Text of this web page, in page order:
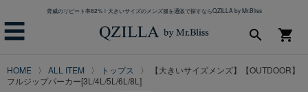
脅威のリピート率82%！大きいサイズのメンズ服を通販で探すならQZILLA by Mr.Bliss
☰ shopping_cart
search
HOME ALL ITEM トップス
【大きいサイズメンズ】【OUTDOOR】
フルジップパーカー[3L/4L/5L/6L/8L]